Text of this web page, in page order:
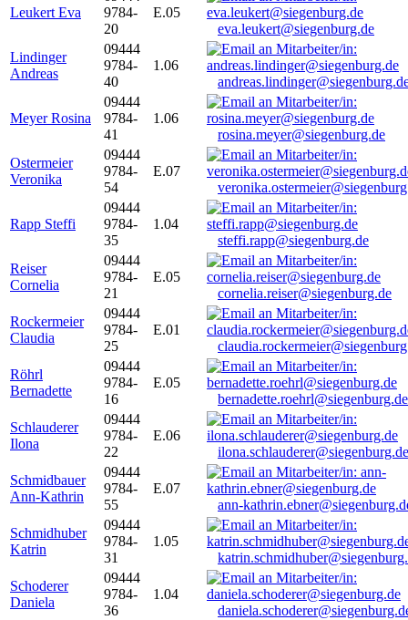
Leukert Eva
9784-
20
E.05
eva.leukert@siegenburg.de
Lindinger
Andreas
09444
9784-
40
1.06
Meyer Rosina
09444
9784-
41
1.06
rosina.meyer@siegenburg.de
Ostermeier
Veronika
09444
9784-
54
E.07
Rapp Steffi
09444
9784-
35
1.04
steffi.rapp@siegenburg.de
Reiser
Cornelia
09444
9784-
21
E.05
cornelia.reiser@siegenburg.de
Rockermeier
Claudia
09444
9784-
25
E.01
Röhrl
Bernadette
09444
9784-
16
E.05
bernadette.roehrl@siegenburg.de
Schlauderer
Ilona
09444
9784-
22
E.06
ilona.schlauderer@siegenburg.de
Schmidbauer
Ann-Kathrin
09444
9784-
55
E.07
ann-
Schmidhuber
Katrin
09444
9784-
31
1.05
Schoderer
Daniela
09444
9784-
36
1.04